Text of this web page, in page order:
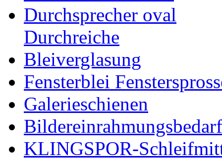
Durchsprecher oval
Durchreiche
Bleiverglasung
Fensterblei
Galerieschienen
Bildereinrahmungsbedarf
KLINGSPOR-